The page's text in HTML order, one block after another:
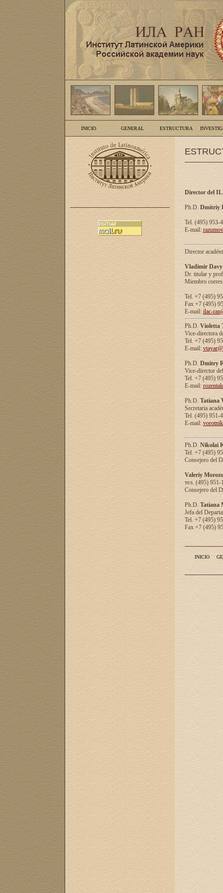
INICIO GENERAL ESTRUCTURA
Director del
Ph.D. Dmitriy
Tel. (495) 953-
E-mail:
Director
Vladimir
Dr. titular y
Miembro
Tel. +7 (495)
Fax +7 (495)
E-mail: ilac-
Ph.D. Violetta
Vice-directora
Tel. +7 (495)
E-mail:
Ph.D. Dmitry
Vice-director
Tel. +7 (495)
E-mail:
Ph.D. Tatiana
Secretaria
Tel. (495) 951-
E-mail:
Ph.D. Nikolai
Tel. +7 (495)
Consejero del
Valeriy
тел. (495) 951-
Consejero del
Ph.D. Tatiana
Jefa del
Tel. +7 (495)
Fax +7 (495)
INICIO